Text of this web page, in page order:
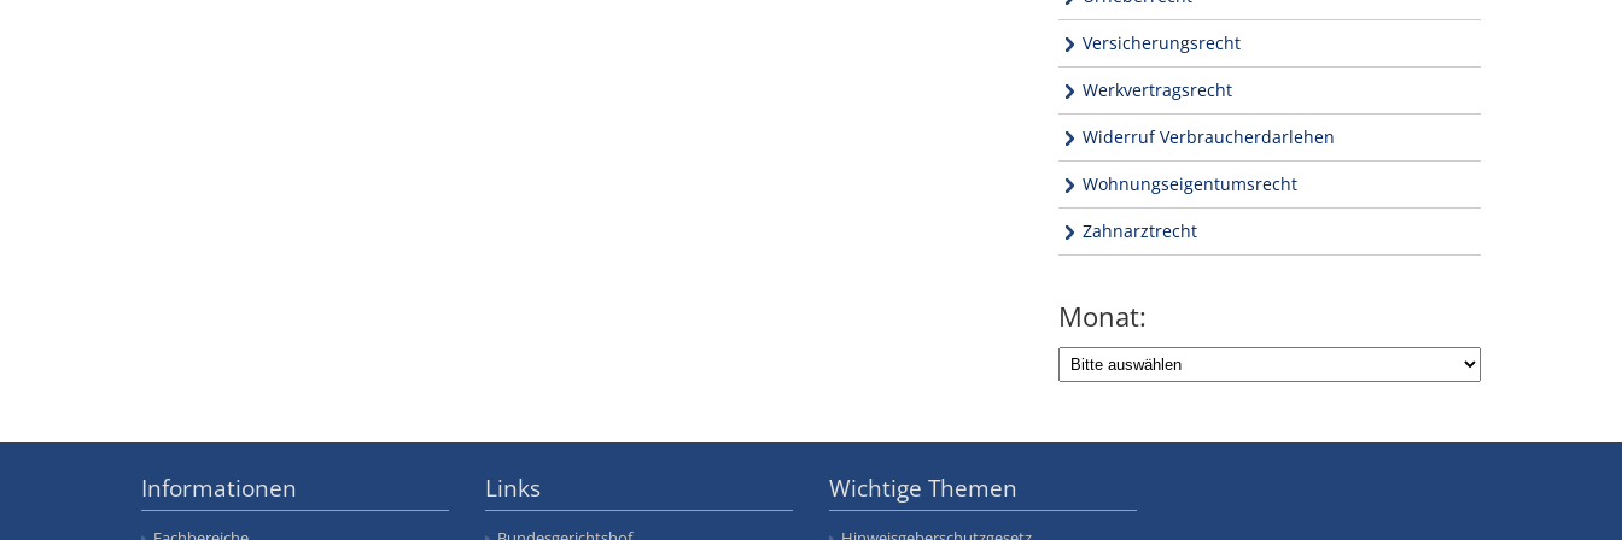
Versicherungsrecht
Werkvertragsrecht
Widerruf Verbraucherdarlehen
Wohnungseigentumsrecht
Zahnarztrecht
Monat:
Informationen Links Wichtige Themen